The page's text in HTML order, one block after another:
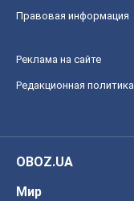
Правовая информация
Реклама на сайте
Редакционная политика
OBOZ.UA
Мир